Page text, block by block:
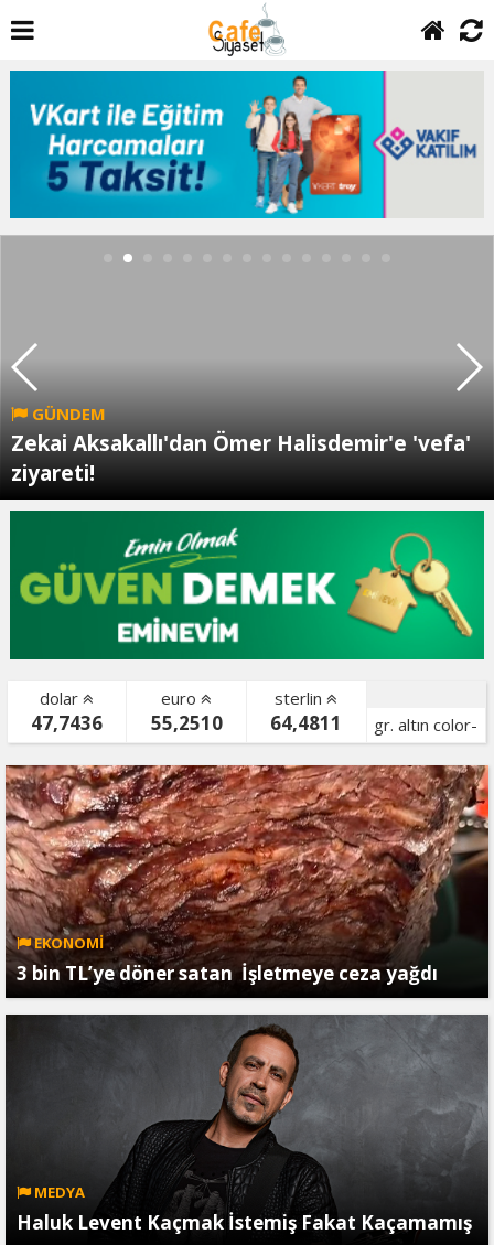
GÜNDEM
Zekai Aksakallı'dan Ömer Halisdemir'e 'vefa'
ziyareti!
dolar
47,7436
euro
55,2510
sterlin
64,4811
gr. altın color-
bist color-
EKONOMİ
3 bin TL’ye döner satan İşletmeye ceza yağdı
MEDYA
Haluk Levent Kaçmak İstemiş Fakat Kaçamamış